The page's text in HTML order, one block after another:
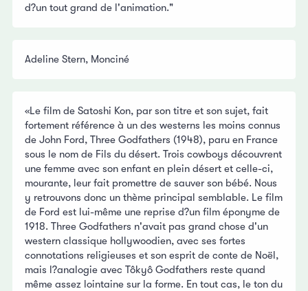
d?un tout grand de l'animation."
Adeline Stern, Monciné
«Le film de Satoshi Kon, par son titre et son sujet, fait
fortement référence à un des westerns les moins connus
de John Ford, Three Godfathers (1948), paru en France
sous le nom de Fils du désert. Trois cowboys découvrent
une femme avec son enfant en plein désert et celle-ci,
mourante, leur fait promettre de sauver son bébé. Nous
y retrouvons donc un thème principal semblable. Le film
de Ford est lui-même une reprise d?un film éponyme de
1918. Three Godfathers n'avait pas grand chose d'un
western classique hollywoodien, avec ses fortes
connotations religieuses et son esprit de conte de Noël,
mais l?analogie avec Tôkyô Godfathers reste quand
même assez lointaine sur la forme. En tout cas, le ton du